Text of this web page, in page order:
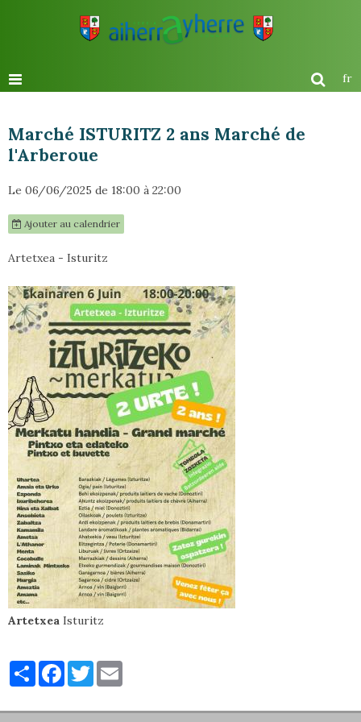
fr
Marché ISTURITZ 2 ans Marché de
l'Arberoue
Le 06/06/2025 de 18:00 à 22:00
Ajouter au calendrier
Artetxea - Isturitz
Artetxea Isturitz
PartagerFacebook
Twitter